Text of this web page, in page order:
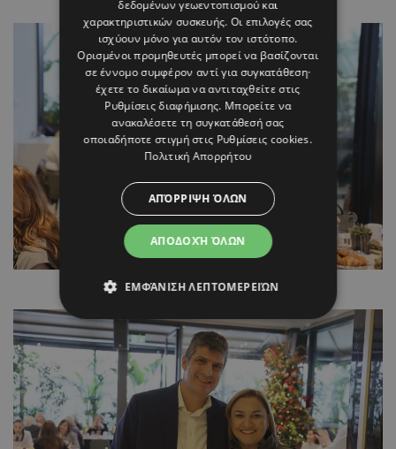
Monica Papaellina – Marilena Palazi
δεδομένων γεωεντοπισμού και
χαρακτηριστικών συσκευής. Οι επιλογές σας
ισχύουν μόνο για αυτόν τον ιστότοπο.
Ορισμένοι προμηθευτές μπορεί να βασίζονται
σε έννομο συμφέρον αντί για συγκατάθεση·
έχετε το δικαίωμα να αντιταχθείτε στις
Ρυθμίσεις διαφήμισης. Μπορείτε να
ανακαλέσετε τη συγκατάθεσή σας
οποιαδήποτε στιγμή στις Ρυθμίσεις cookies.
Πολιτική Απορρήτου
ΑΠΟΔΟΧΉ ΌΛΩΝ
ΑΠΌΡΡΙΨΗ ΌΛΩΝ
ΕΜΦΆΝΙΣΗ ΛΕΠΤΟΜΕΡΕΙΏΝ